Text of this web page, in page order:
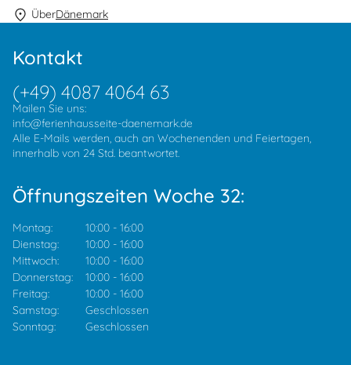
ÜberDänemark
Kontakt
(+49) 4087 4064 63
Mailen Sie uns:
info@ferienhausseite-daenemark.de
Alle E-Mails werden, auch an Wochenenden und Feiertagen,
innerhalb von 24 Std. beantwortet.
Öffnungszeiten Woche 32:
Montag: 10:00 - 16:00
Dienstag:
10:00 - 16:00
Mittwoch:
10:00 - 16:00
Donnerstag:
10:00 - 16:00
Freitag:
10:00 - 16:00
Samstag:
Geschlossen
Sonntag:
Geschlossen